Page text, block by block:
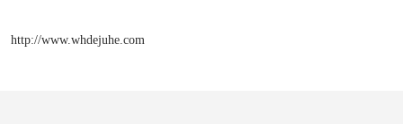
http://www.whdejuhe.com